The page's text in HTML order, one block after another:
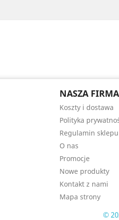
NASZA FIRMA
Koszty i dostawa
Polityka
Regulamin sklepu
O nas
Promocje
Nowe produkty
Kontakt z nami
Mapa strony
©